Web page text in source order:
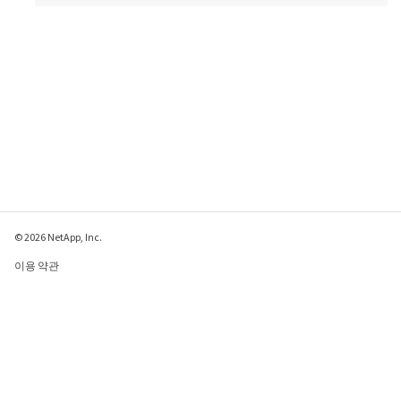
© 2026 NetApp, Inc.
이용 약관